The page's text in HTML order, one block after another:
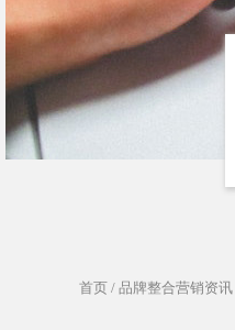
首页 / 品牌整合营销资讯